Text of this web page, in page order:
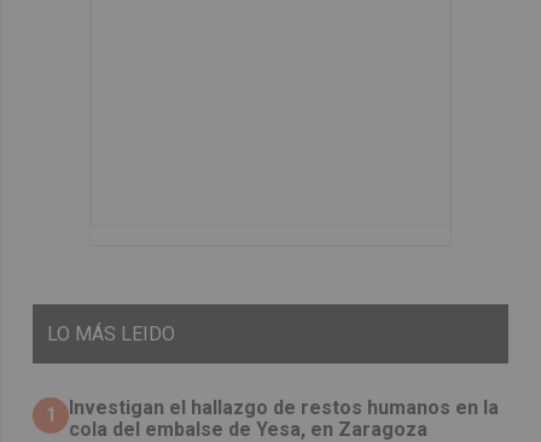
LO MÁS LEIDO
1
Investigan el hallazgo de restos humanos en la
cola del embalse de Yesa, en Zaragoza